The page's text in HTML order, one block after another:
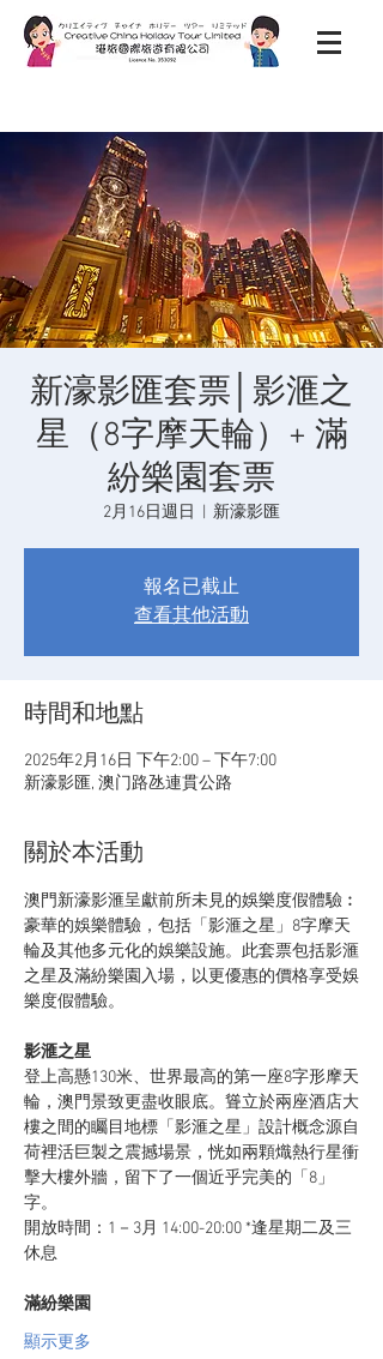
新濠影匯套票│影滙之
星（8字摩天輪）+ 滿
紛樂園套票
2月16日週日 新濠影匯
報名已截止
查看其他活動
時間和地點
2025年2月16日 下午2:00 – 下午7:00
新濠影匯, 澳门路氹連貫公路
關於本活動
澳門新濠影滙呈獻前所未見的娛樂度假體驗︰
豪華的娛樂體驗，包括「影滙之星」8字摩天
輪及其他多元化的娛樂設施。此套票包括影滙
之星及滿紛樂園入場，以更優惠的價格享受娛
樂度假體驗。
影滙之星
登上高懸130米、世界最高的第一座8字形摩天
輪，澳門景致更盡收眼底。聳立於兩座酒店大
樓之間的矚目地標「影滙之星」設計概念源自
荷裡活巨製之震撼場景，恍如兩顆熾熱行星衝
擊大樓外牆，留下了一個近乎完美的「8」
字。
開放時間：1－3月 14:00-20:00 *逢星期二及三
休息
滿紛樂園
顯示更多